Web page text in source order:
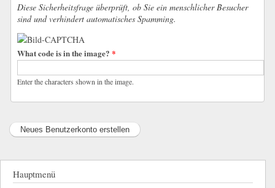
Diese Sicherheitsfrage überprüft, ob Sie ein menschlicher Besucher
sind und verhindert automatisches Spamming.
What code is in the image? *
Enter the characters shown in the image.
Hauptmenü